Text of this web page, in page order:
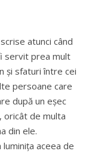
atunci când
servit prea mult
și sfaturi între cei
persoane care
după un eșec
oricât de multa
din ele.
aceea de